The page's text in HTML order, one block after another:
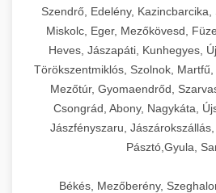
Szendrő, Edelény, Kazincbarcika,
Miskolc, Eger, Mezőkövesd,
Heves, Jászapáti, Kunhegyes,
Törökszentmiklós, Szolnok, Martfű,
Mezőtúr, Gyomaendrőd,
Csongrád, Abony, Nagykáta,
Jászfényszaru,
Pásztó,Gyula,
Békés, Mezőberény,